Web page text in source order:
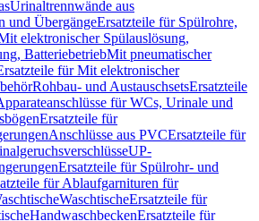
Urinaltrennwände aus
und ÜbergängeErsatzteile für Spülrohre,
elektronischer Spülauslösung,
BatteriebetriebMit pneumatischer
für Mit elektronischer
Rohbau- und AustauschsetsErsatzteile
für WCs, Urinale und
Ersatzteile für
Anschlüsse aus PVCErsatzteile für
UP-
Ersatzteile für Spülrohr- und
für Ablaufgarnituren für
WaschtischeErsatzteile für
HandwaschbeckenErsatzteile für